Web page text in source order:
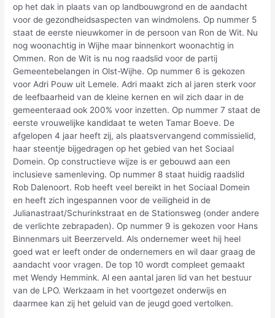
op het dak in plaats van op landbouwgrond en de aandacht
voor de gezondheidsaspecten van windmolens. Op nummer 5
staat de eerste nieuwkomer in de persoon van Ron de Wit. Nu
nog woonachtig in Wijhe maar binnenkort woonachtig in
Ommen. Ron de Wit is nu nog raadslid voor de partij
Gemeentebelangen in Olst-Wijhe. Op nummer 6 is gekozen
voor Adri Pouw uit Lemele. Adri maakt zich al jaren sterk voor
de leefbaarheid van de kleine kernen en wil zich daar in de
gemeenteraad ook 200% voor inzetten. Op nummer 7 staat de
eerste vrouwelijke kandidaat te weten Tamar Boeve. De
afgelopen 4 jaar heeft zij, als plaatsvervangend commissielid,
haar steentje bijgedragen op het gebied van het Sociaal
Domein. Op constructieve wijze is er gebouwd aan een
inclusieve samenleving. Op nummer 8 staat huidig raadslid
Rob Dalenoort. Rob heeft veel bereikt in het Sociaal Domein
en heeft zich ingespannen voor de veiligheid in de
Julianastraat/Schurinkstraat en de Stationsweg (onder andere
de verlichte zebrapaden). Op nummer 9 is gekozen voor Hans
Binnenmars uit Beerzerveld. Als ondernemer weet hij heel
goed wat er leeft onder de ondernemers en wil daar graag de
aandacht voor vragen. De top 10 wordt compleet gemaakt
met Wendy Hemmink. Al een aantal jaren lid van het bestuur
van de LPO. Werkzaam in het voortgezet onderwijs en
daarmee kan zij het geluid van de jeugd goed vertolken.